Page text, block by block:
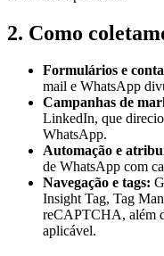
2. Como
Formulários e
mail e WhatsApp
Campanhas de
LinkedIn, que
WhatsApp.
Automação e
de WhatsApp com
Navegação e tags:
Insight Tag, Tag
reCAPTCHA, além
aplicável.